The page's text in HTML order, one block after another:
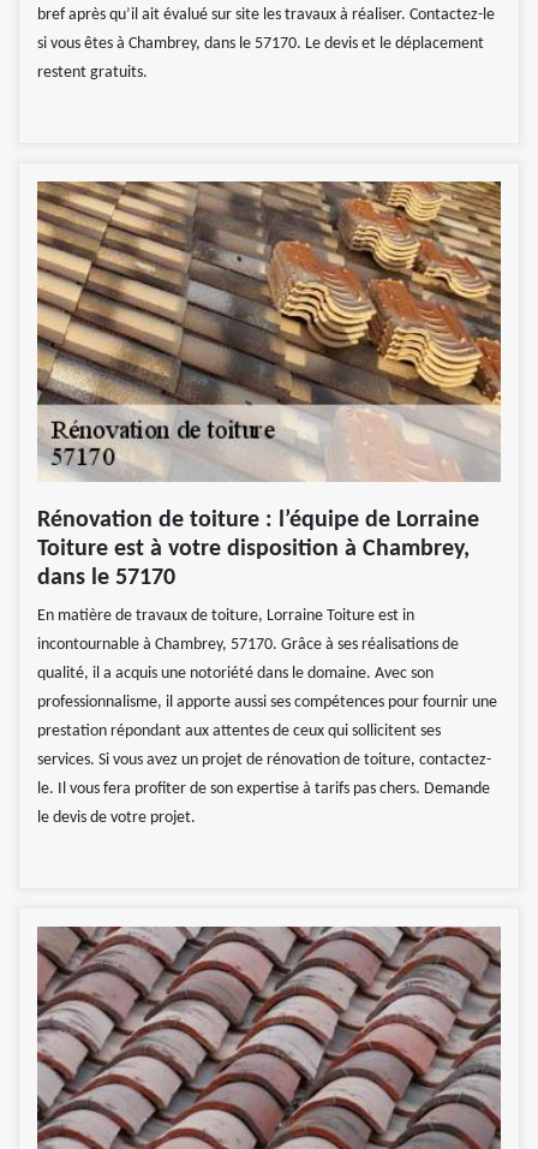
bref après qu’il ait évalué sur site les travaux à réaliser. Contactez-le
si vous êtes à Chambrey, dans le 57170. Le devis et le déplacement
restent gratuits.
Rénovation de toiture : l’équipe de Lorraine
Toiture est à votre disposition à Chambrey,
dans le 57170
En matière de travaux de toiture, Lorraine Toiture est in
incontournable à Chambrey, 57170. Grâce à ses réalisations de
qualité, il a acquis une notoriété dans le domaine. Avec son
professionnalisme, il apporte aussi ses compétences pour fournir une
prestation répondant aux attentes de ceux qui sollicitent ses
services. Si vous avez un projet de rénovation de toiture, contactez-
le. Il vous fera profiter de son expertise à tarifs pas chers. Demande
le devis de votre projet.